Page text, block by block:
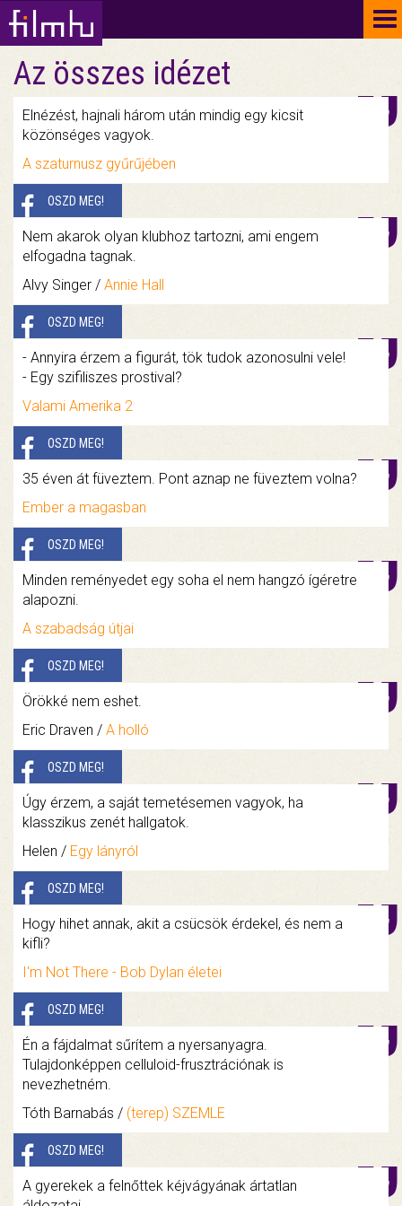
Az összes idézet
Elnézést, hajnali három után mindig egy kicsit
közönséges vagyok.
A szaturnusz gyűrűjében
OSZD MEG!
Nem akarok olyan klubhoz tartozni, ami engem
elfogadna tagnak.
Alvy Singer / Annie Hall
OSZD MEG!
- Annyira érzem a figurát, tök tudok azonosulni vele!
- Egy szifiliszes prostival?
Valami Amerika 2
OSZD MEG!
35 éven át füveztem. Pont aznap ne füveztem volna?
Ember a magasban
OSZD MEG!
Minden reményedet egy soha el nem hangzó ígéretre
alapozni.
A szabadság útjai
OSZD MEG!
Örökké nem eshet.
Eric Draven / A holló
OSZD MEG!
Úgy érzem, a saját temetésemen vagyok, ha
klasszikus zenét hallgatok.
Helen / Egy lányról
OSZD MEG!
Hogy hihet annak, akit a csücsök érdekel, és nem a
kifli?
I'm Not There - Bob Dylan életei
OSZD MEG!
Én a fájdalmat sűrítem a nyersanyagra.
Tulajdonképpen celluloid-frusztrációnak is
nevezhetném.
Tóth Barnabás / (terep) SZEMLE
OSZD MEG!
A gyerekek a felnőttek kéjvágyának ártatlan